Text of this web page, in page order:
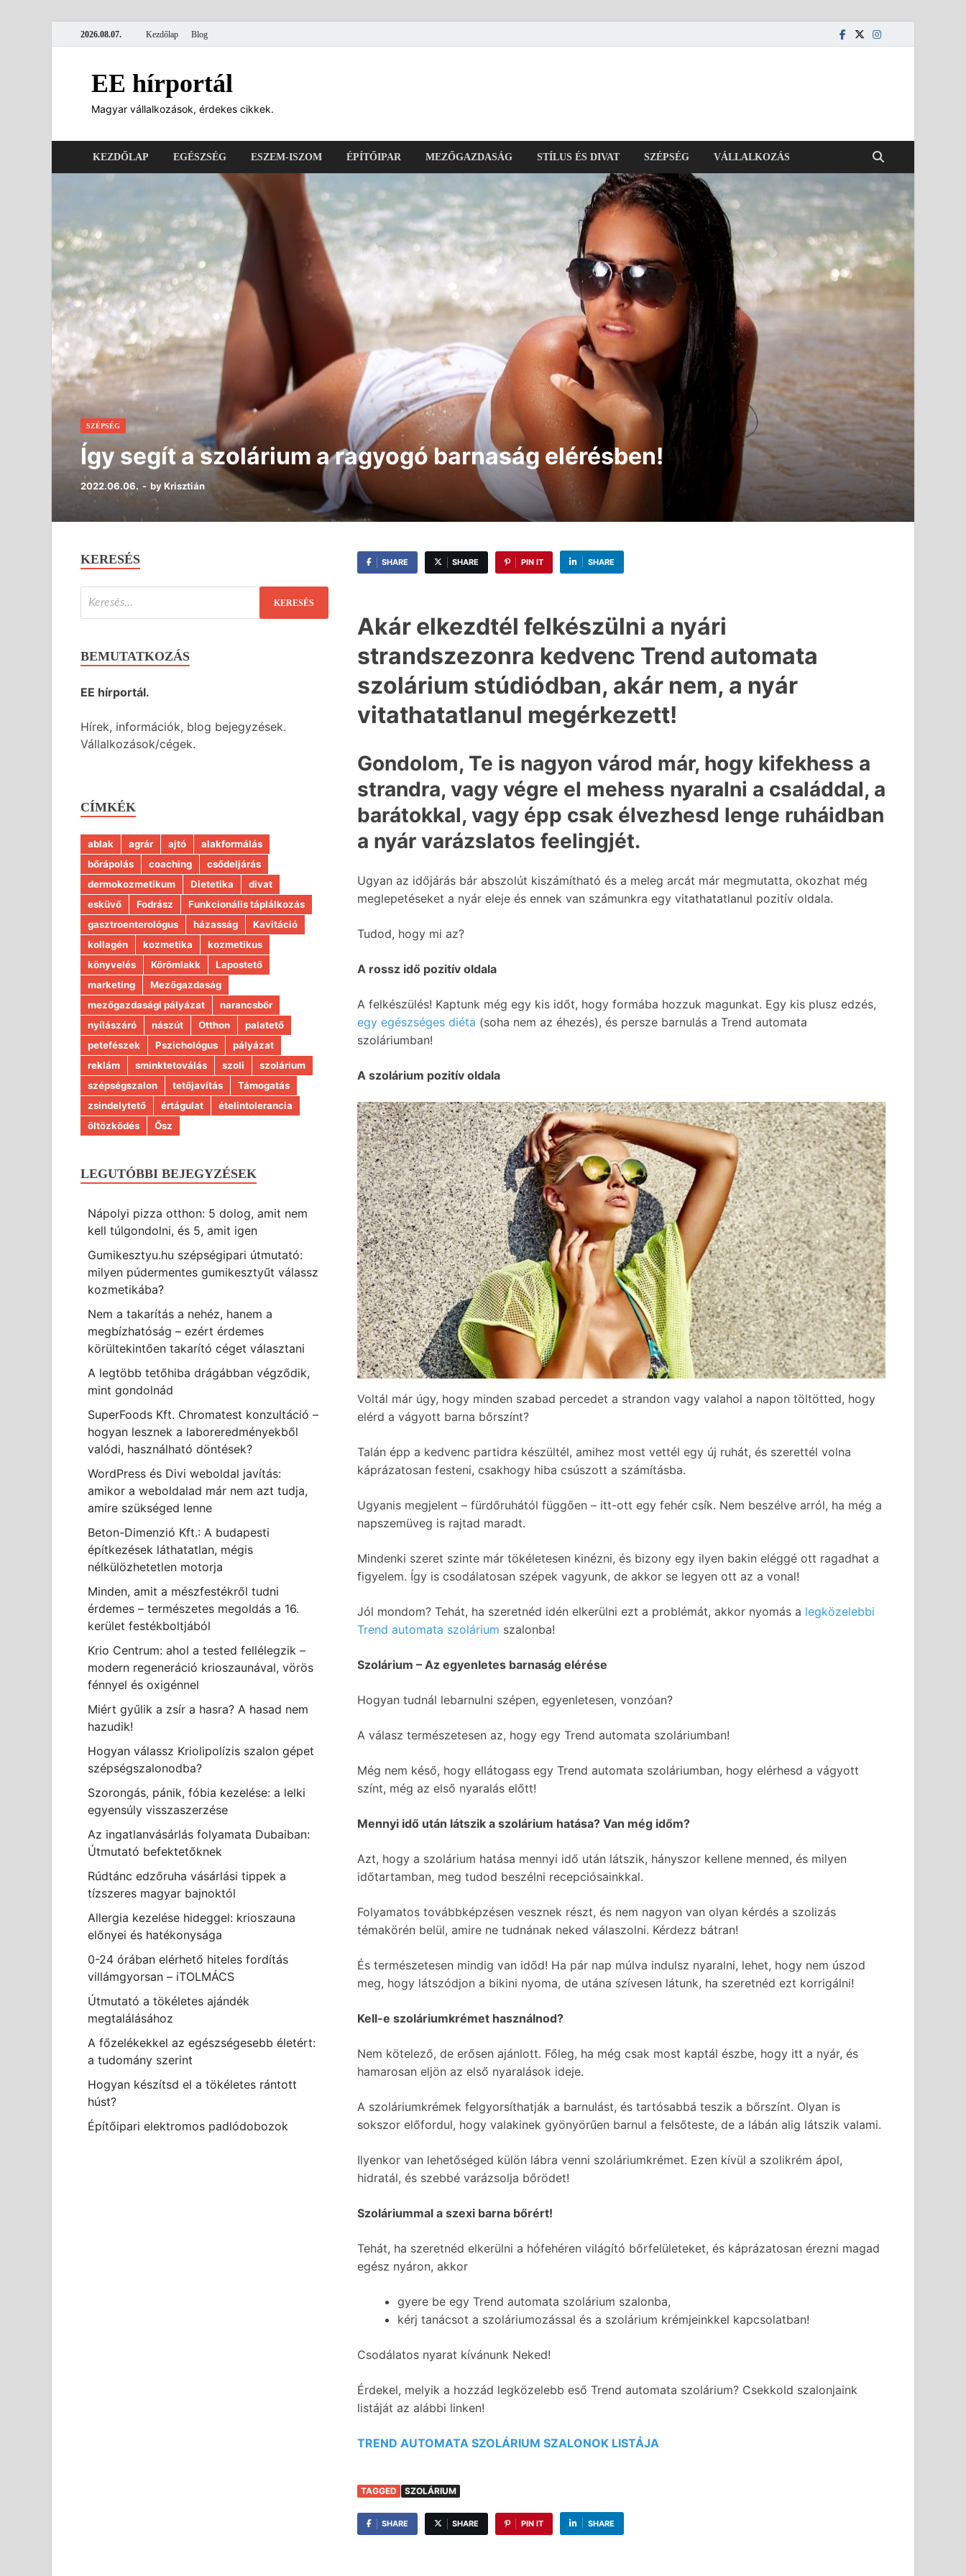
2026.08.07. Kezdőlap Blog
EE hírportál
Magyar vállalkozások, érdekes cikkek.
KEZDŐLAP EGÉSZSÉG ESZEM-ISZOM ÉPÍTŐIPAR MEZŐGAZDASÁG STÍLUS ÉS DIVAT SZÉPSÉG VÁLLALKOZÁS
SZÉPSÉG
Így segít a szolárium a ragyogó barnaság elérésben!
2022.06.06. - byKrisztián
SHARE SHARE PIN IT SHARE
Akár elkezdtél felkészülni a nyári
strandszezonra kedvenc Trend automata
szolárium stúdiódban, akár nem, a nyár
vitathatatlanul megérkezett!
Gondolom, Te is nagyon várod már, hogy kifekhess a
strandra, vagy végre el mehess nyaralni a családdal, a
barátokkal, vagy épp csak élvezhesd lenge ruháidban
a nyár varázslatos feelingjét.
Ugyan az időjárás bár abszolút kiszámítható és a meleg arcát már megmutatta, okozhat még
meglepetéseket a nyár eleje és ennek van számunkra egy vitathatatlanul pozitív oldala.
Tudod, hogy mi az?
A rossz idő pozitív oldala
A felkészülés! Kaptunk még egy kis időt, hogy formába hozzuk magunkat. Egy kis plusz edzés,
egy egészséges diéta (soha nem az éhezés), és persze barnulás a Trend automata
szoláriumban!
A szolárium pozitív oldala
Voltál már úgy, hogy minden szabad percedet a strandon vagy valahol a napon töltötted, hogy
elérd a vágyott barna bőrszínt?
Talán épp a kedvenc partidra készültél, amihez most vettél egy új ruhát, és szerettél volna
káprázatosan festeni, csakhogy hiba csúszott a számításba.
Ugyanis megjelent – fürdőruhától függően – itt-ott egy fehér csík. Nem beszélve arról, ha még a
napszemüveg is rajtad maradt.
Mindenki szeret szinte már tökéletesen kinézni, és bizony egy ilyen bakin eléggé ott ragadhat a
figyelem. Így is csodálatosan szépek vagyunk, de akkor se legyen ott az a vonal!
Jól mondom? Tehát, ha szeretnéd idén elkerülni ezt a problémát, akkor nyomás a legközelebbi
Trend automata szolárium szalonba!
Szolárium – Az egyenletes barnaság elérése
Hogyan tudnál lebarnulni szépen, egyenletesen, vonzóan?
A válasz természetesen az, hogy egy Trend automata szoláriumban!
Még nem késő, hogy ellátogass egy Trend automata szoláriumban, hogy elérhesd a vágyott
színt, még az első nyaralás előtt!
Mennyi idő után látszik a szolárium hatása? Van még időm?
Azt, hogy a szolárium hatása mennyi idő után látszik, hányszor kellene menned, és milyen
időtartamban, meg tudod beszélni recepciósainkkal.
Folyamatos továbbképzésen vesznek részt, és nem nagyon van olyan kérdés a szolizás
témakörén belül, amire ne tudnának neked válaszolni. Kérdezz bátran!
És természetesen mindig van időd! Ha pár nap múlva indulsz nyaralni, lehet, hogy nem úszod
meg, hogy látszódjon a bikini nyoma, de utána szívesen látunk, ha szeretnéd ezt korrigálni!
Kell-e szoláriumkrémet használnod?
Nem kötelező, de erősen ajánlott. Főleg, ha még csak most kaptál észbe, hogy itt a nyár, és
hamarosan eljön az első nyaralások ideje.
A szoláriumkrémek felgyorsíthatják a barnulást, és tartósabbá teszik a bőrszínt. Olyan is
sokszor előfordul, hogy valakinek gyönyörűen barnul a felsőteste, de a lábán alig látszik valami.
Ilyenkor van lehetőséged külön lábra venni szoláriumkrémet. Ezen kívül a szolikrém ápol,
hidratál, és szebbé varázsolja bőrödet!
Szoláriummal a szexi barna bőrért!
Tehát, ha szeretnéd elkerülni a hófehéren világító bőrfelületeket, és káprázatosan érezni magad
egész nyáron, akkor
gyere be egy Trend automata szolárium szalonba,
kérj tanácsot a szoláriumozással és a szolárium krémjeinkkel kapcsolatban!
Csodálatos nyarat kívánunk Neked!
Érdekel, melyik a hozzád legközelebb eső Trend automata szolárium? Csekkold szalonjaink
listáját az alábbi linken!
TREND AUTOMATA SZOLÁRIUM SZALONOK LISTÁJA
TAGGED SZOLÁRIUM
SHARE SHARE PIN IT SHARE
KERESÉS
BEMUTATKOZÁS
EE hírportál.
Hírek, információk, blog bejegyzések.
Vállalkozások/cégek.
CÍMKÉK
ablak agrár ajtó
alakformálás
bőrápolás
coaching
csődeljárás
dermokozmetikum
Dietetika
divat
esküvő
Fodrász
Funkcionális táplálkozás
gasztroenterológus
házasság
Kavitáció
kollagén
kozmetika
kozmetikus
könyvelés
Körömlakk
Lapostető
marketing
Mezőgazdaság
mezőgazdasági pályázat
narancsbőr
nyílászáró
nászút Otthon
palatető
petefészek
Pszichológus
pályázat
reklám
sminktetoválás szoli
szolárium
szépségszalon
tetőjavítás
Támogatás
zsindelytető
értágulat
ételintolerancia
öltözködés
Ősz
LEGUTÓBBI BEJEGYZÉSEK
Nápolyi pizza otthon: 5 dolog, amit nem
kell túlgondolni, és 5, amit igen
Gumikesztyu.hu szépségipari útmutató:
milyen púdermentes gumikesztyűt válassz
kozmetikába?
Nem a takarítás a nehéz, hanem a
megbízhatóság – ezért érdemes
körültekintően takarító céget választani
A legtöbb tetőhiba drágábban végződik,
mint gondolnád
SuperFoods Kft. Chromatest konzultáció –
hogyan lesznek a laboreredményekből
valódi, használható döntések?
WordPress és Divi weboldal javítás:
amikor a weboldalad már nem azt tudja,
amire szükséged lenne
Beton-Dimenzió Kft.: A budapesti
építkezések láthatatlan, mégis
nélkülözhetetlen motorja
Minden, amit a mészfestékről tudni
érdemes – természetes megoldás a 16.
kerület festékboltjából
Krio Centrum: ahol a tested fellélegzik –
modern regeneráció krioszaunával, vörös
fénnyel és oxigénnel
Miért gyűlik a zsír a hasra? A hasad nem
hazudik!
Hogyan válassz Kriolipolízis szalon gépet
szépségszalonodba?
Szorongás, pánik, fóbia kezelése: a lelki
egyensúly visszaszerzése
Az ingatlanvásárlás folyamata Dubaiban:
Útmutató befektetőknek
Rúdtánc edzőruha vásárlási tippek a
tízszeres magyar bajnoktól
Allergia kezelése hideggel: krioszauna
előnyei és hatékonysága
0-24 órában elérhető hiteles fordítás
villámgyorsan – iTOLMÁCS
Útmutató a tökéletes ajándék
megtalálásához
A főzelékekkel az egészségesebb életért:
a tudomány szerint
Hogyan készítsd el a tökéletes rántott
húst?
Építőipari elektromos padlódobozok